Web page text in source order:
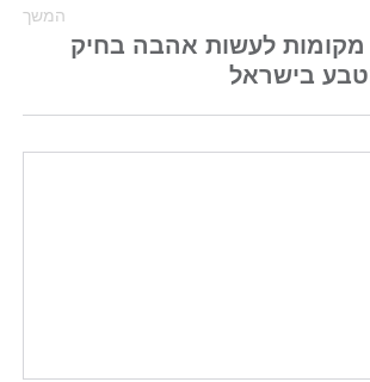
המשך
5 מקומות לעשות אהבה בחיק
בישראל